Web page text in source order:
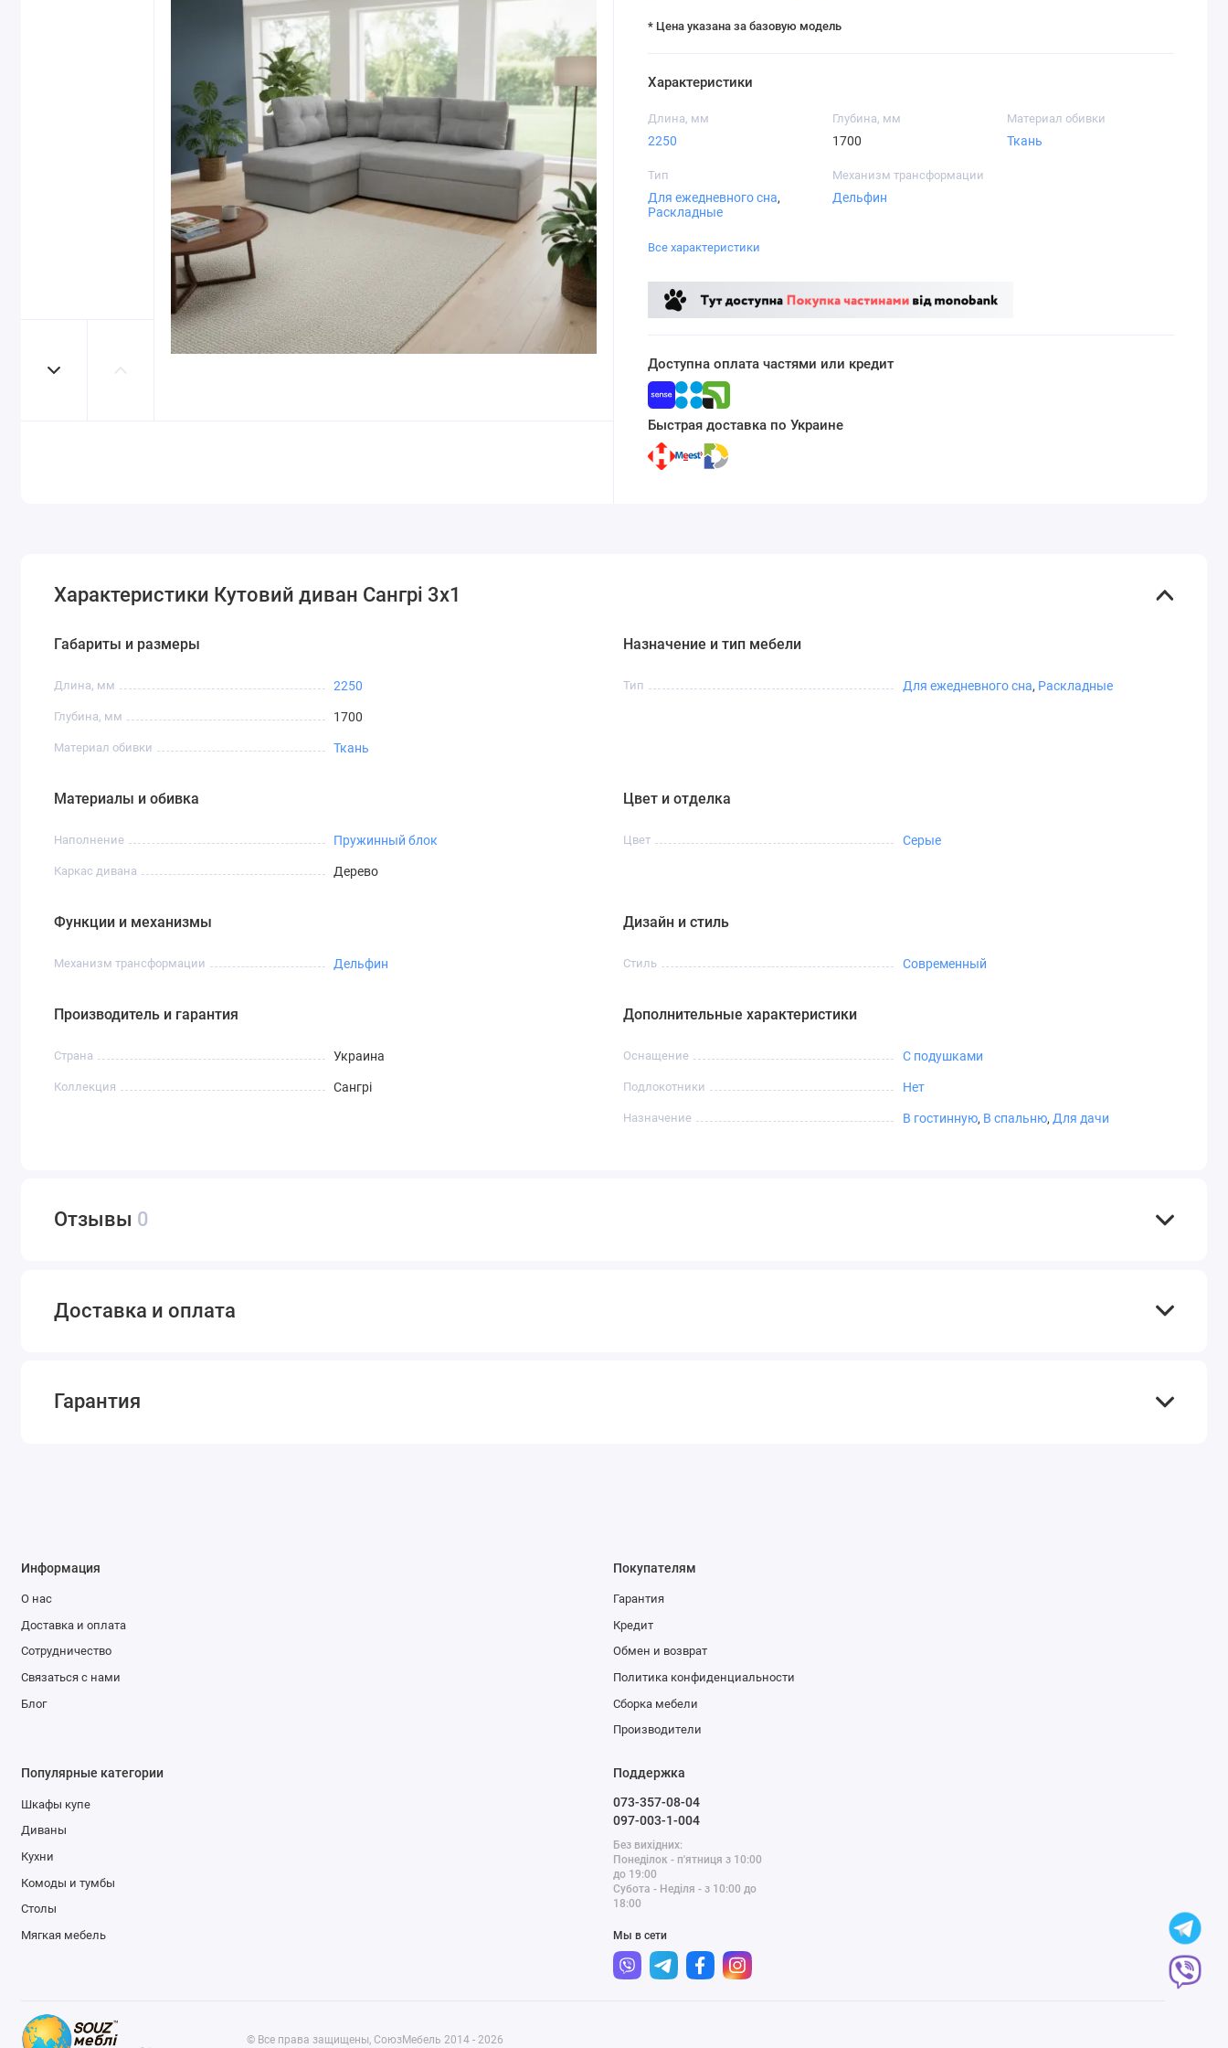
* Цена указана за базовую модель
Характеристики
Длина, мм
2250
Глубина, мм
1700
Материал обивки
Ткань
Тип
Для ежедневного сна,
Раскладные
Механизм трансформации
Дельфин
Все характеристики
Доступна оплата частями или кредит
Быстрая доставка по Украине
Характеристики Кутовий диван Сангрі 3х1
Габариты и размеры
Длина, мм 2250
Глубина, мм 1700
Материал обивки Ткань
Назначение и тип мебели
Тип Для ежедневного сна, Раскладные
Материалы и обивка
Наполнение Пружинный блок
Каркас дивана Дерево
Цвет и отделка
Цвет Серые
Функции и механизмы
Механизм трансформации Дельфин
Дизайн и стиль
Стиль Современный
Производитель и гарантия
Страна Украина
Коллекция Сангрі
Дополнительные характеристики
Оснащение С подушками
Подлокотники Нет
Назначение В гостинную, В спальню, Для дачи
Отзывы 0
Доставка и оплата
Гарантия
Информация
О нас
Доставка и оплата
Сотрудничество
Связаться с нами
Блог
Покупателям
Гарантия
Кредит
Обмен и возврат
Политика конфиденциальности
Сборка мебели
Производители
Популярные категории
Шкафы купе
Диваны
Кухни
Комоды и тумбы
Столы
Мягкая мебель
Поддержка
073-357-08-04
097-003-1-004
Без вихідних:
Понеділок - п'ятниця з 10:00
до 19:00
Субота - Неділя - з 10:00 до
18:00
Мы в сети
© Все права защищены, СоюзМебель 2014 - 2026